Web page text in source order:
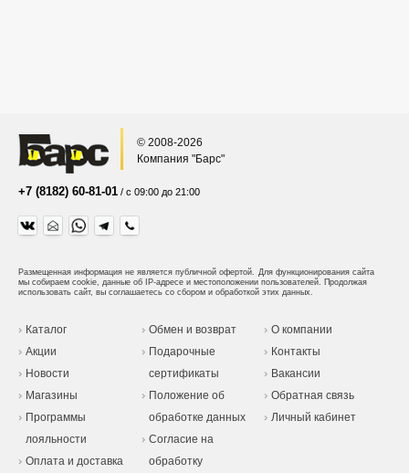
© 2008-2026
Компания "Барс"
+7 (8182) 60-81-01 / с 09:00 до 21:00
Размещенная информация не является публичной офертой. Для функционирования сайта
мы собираем cookie, данные об IP-адресе и местоположении пользователей. Продолжая
использовать сайт, вы соглашаетесь со сбором и обработкой этих данных.
Каталог
Акции
Новости
Магазины
Программы
лояльности
Оплата и доставка
Обмен и возврат
Подарочные
сертификаты
Положение об
обработке данных
Согласие на
обработку
О компании
Контакты
Вакансии
Обратная связь
Личный кабинет